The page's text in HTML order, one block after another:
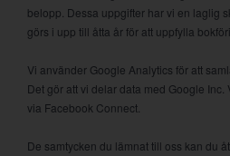
belopp. Dessa uppgifter har vi en laglig
görs i upp till åtta år för att uppfylla
Vi använder Google Analytics för att
Det gör att vi delar data med Google
via Facebook Connect.
De samtycken du lämnat till oss kan du